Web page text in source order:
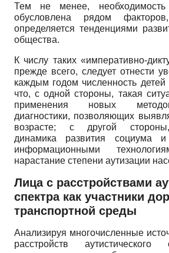
Тем не менее, необходимость
обусловлена рядом
определяется тенденциями
общества.
К числу таких «императивно-
прежде всего, следует отнести
каждым годом численность
что, с одной стороны, такая
применения новых
диагностики, позволяющих
возрасте; с другой
динамика развития социума
информационными
нарастание степени аутизации
Лица с расстройствами
спектра как участники
транспортной среды
Анализируя многочисленные
расстройств